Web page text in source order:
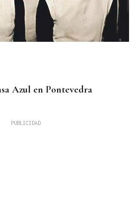
Azul en Pontevedra